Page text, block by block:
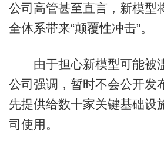
公司高管甚至直言，新模型
全体系带来“颠覆性冲击”。
由于担心新模型可能被
公司强调，暂时不会公开发
先提供给数十家关键基础设
司使用。